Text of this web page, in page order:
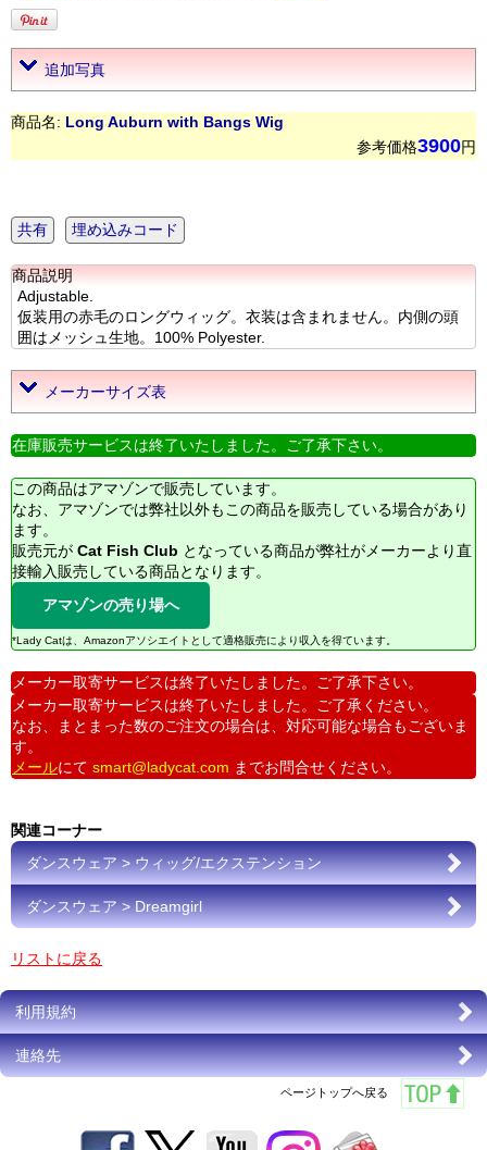
追加写真
商品名: Long Auburn with Bangs Wig
参考価格3900円
共有 埋め込みコード
商品説明
Adjustable.
仮装用の赤毛のロングウィッグ。衣装は含まれません。内側の頭
囲はメッシュ生地。100% Polyester.
メーカーサイズ表
在庫販売サービスは終了いたしました。ご了承下さい。
この商品はアマゾンで販売しています。
なお、アマゾンでは弊社以外もこの商品を販売している場合があり
ます。
販売元が Cat Fish Club となっている商品が弊社がメーカーより直
接輸入販売している商品となります。
アマゾンの売り場へ
*Lady Catは、Amazonアソシエイトとして適格販売により収入を得ています。
メーカー取寄サービスは終了いたしました。ご了承下さい。
メーカー取寄サービスは終了いたしました。ご了承ください。
なお、まとまった数のご注文の場合は、対応可能な場合もございま
す。
メールにて smart@ladycat.com までお問合せください。
関連コーナー
ダンスウェア > ウィッグ/エクステンション
ダンスウェア > Dreamgirl
リストに戻る
利用規約
連絡先
ページトップへ戻る